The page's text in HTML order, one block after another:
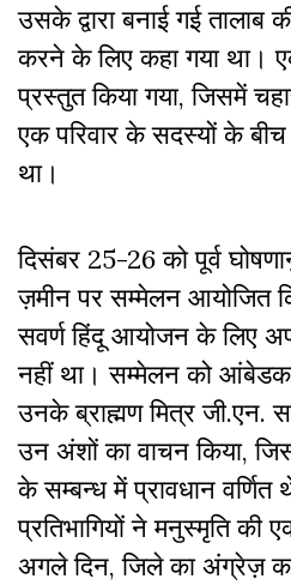
उसके द्वारा बनाई गई तालाब
करने के लिए कहा गया था।
प्रस्तुत किया गया, जिसमें
एक परिवार के सदस्यों के
था।
दिसंबर 25-26 को पूर्व
ज़मीन पर सम्मेलन आयोजित
सवर्ण हिंदू आयोजन के लिए
नहीं था। सम्मेलन को
उनके ब्राह्मण मित्र जी.एन.
उन अंशों का वाचन किया,
के सम्बन्ध में प्रावधान
प्रतिभागियों ने मनुस्मृति की
अगले दिन, जिले का अंग्रेज़